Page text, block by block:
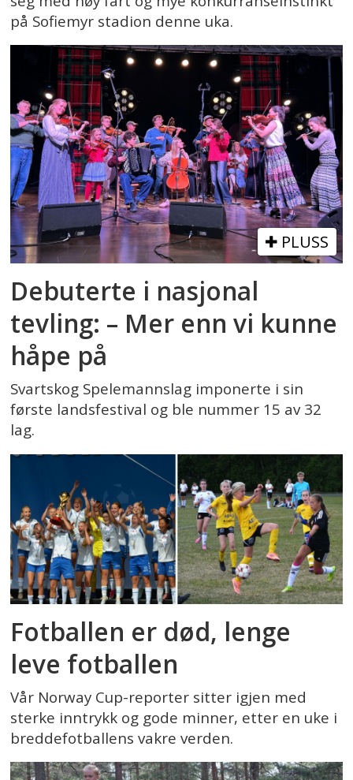
på Sofiemyr stadion denne uka.
PLUSS
Debuterte i nasjonal
tevling: – Mer enn vi kunne
håpe på
Svartskog Spelemannslag imponerte i sin
første landsfestival og ble nummer 15 av 32
lag.
Fotballen er død, lenge
leve fotballen
Vår Norway Cup-reporter sitter igjen med
sterke inntrykk og gode minner, etter en uke i
breddefotballens vakre verden.